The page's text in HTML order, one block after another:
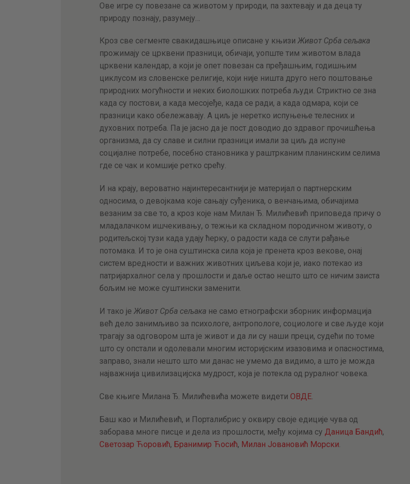
Ове игре су повезане са животом у природи, па захтевају и да деца ту
природу познају, разумеју…
Кроз све сегменте свакидашњице описане у књизи Живот Срба сељака
прожимају се црквени празници, обичаји, уопште тим животом влада
црквени календар, а који је опет повезан са пређашњим, годишњим
циклусом из словенске религије, који није ништа друго него поштовање
природних могућности и неких биолошких потреба људи. Стриктно се зна
када су постови, а када месојеђе, када се ради, а када одмара, који се
празници како обележавају. А циљ је неретко испуњење телесних и
духовних потреба. Па је јасно да је пост доводио до здравог прочишћења
организма, да су славе и силни празници имали за циљ да испуне
социјалне потребе, посебно становника у раштрканим планинским селима
где се чак и комшије ретко срећу.
И на крају, вероватно најинтересантнији је материјал о партнерским
односима, о девојкама које сањају суђеника, о венчањима, обичајима
везаним за све то, а кроз које нам Милан Ђ. Милићевић приповеда причу о
младалачком ишчекивању, о тежњи ка складном породичном животу, о
родитељској тузи када удају ћерку, о радости када се слути рађање
потомака. И то је она суштинска сила која је пренета кроз векове, онај
систем вредности и важних животних циљева који је, иако потекао из
патријархалног села у прошлости и даље остао нешто што се ничим заиста
бољим не може суштински заменити.
И тако је Живот Срба сељакане само етнографски зборник информација
већ дело занимљиво за психологе, антропологе, социологе и све људе који
трагају за одговором шта је живот и да ли су наши преци, судећи по томе
што су опстали и одолевали многим историјским изазовима и опасностима,
заправо, знали нешто што ми данас не умемо да видимо, а што је можда
најважнија цивилизацијска мудрост, која је потекла од руралног човека.
Све књиге Милана Ђ. Милићевића можете видети ОВДЕ.
Баш као и Милићевић, и Порталибрис у оквиру своје едиције чува од
заборава многе писце и дела из прошлости, међу којима су Даница Бандић,
Светозар Ћоровић, Бранимир Ћосић, Милан Јовановић Морски